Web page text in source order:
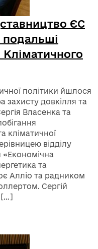
ЄС
подальші
політики йшлося
захисту довкілля та
Власенка та
кліматичної
відділу
та
Алліо та радником
Сергій
[…]